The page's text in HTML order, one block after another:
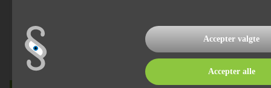
Lasteevne
370 kg
Årgang
kr. 261.346,-
Accepter valgte
Accepter alle